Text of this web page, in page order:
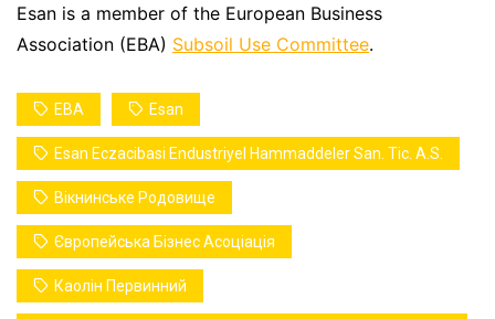
Esan is a member of the European Business
Association (EBA) Subsoil Use Committee.
EBA Esan
Esan Eczacibasi Endustriyel Hammaddeler San. Tic. A.S.
Вікнинське Родовище
Європейська Бізнес Асоціація
Каолін Первинний